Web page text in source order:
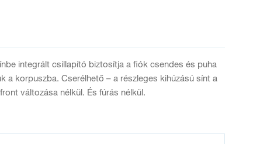
integrált csillapító biztosítja a fiók csendes és puha
a korpuszba. Cserélhető – a részleges kihúzású sínt a
változása nélkül. És fúrás nélkül.